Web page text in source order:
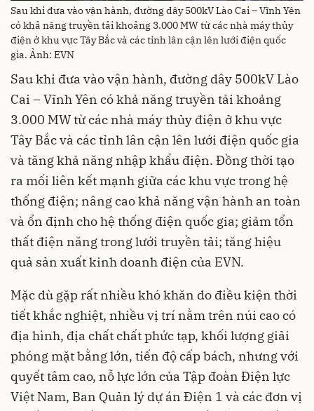
Sau khi đưa vào vận hành, đường dây 500kV Lào Cai – Vĩnh Yên
có khả năng truyền tải khoảng 3.000 MW từ các nhà máy thủy
điện ở khu vực Tây Bắc và các tỉnh lân cận lên lưới điện quốc
gia. Ảnh: EVN
Sau khi đưa vào vận hành, đường dây 500kV Lào
Cai – Vĩnh Yên có khả năng truyền tải khoảng
3.000 MW từ các nhà máy thủy điện ở khu vực
Tây Bắc và các tỉnh lân cận lên lưới điện quốc gia
và tăng khả năng nhập khẩu điện. Đồng thời tạo
ra mối liên kết mạnh giữa các khu vực trong hệ
thống điện; nâng cao khả năng vận hành an toàn
và ổn định cho hệ thống điện quốc gia; giảm tổn
thất điện năng trong lưới truyền tải; tăng hiệu
quả sản xuất kinh doanh điện của EVN.
Mặc dù gặp rất nhiều khó khăn do điều kiện thời
tiết khắc nghiệt, nhiều vị trí nằm trên núi cao có
địa hình, địa chất chất phức tạp, khối lượng giải
phóng mặt bằng lớn, tiến độ cấp bách, nhưng với
quyết tâm cao, nỗ lực lớn của Tập đoàn Điện lực
Việt Nam, Ban Quản lý dự án Điện 1 và các đơn vị